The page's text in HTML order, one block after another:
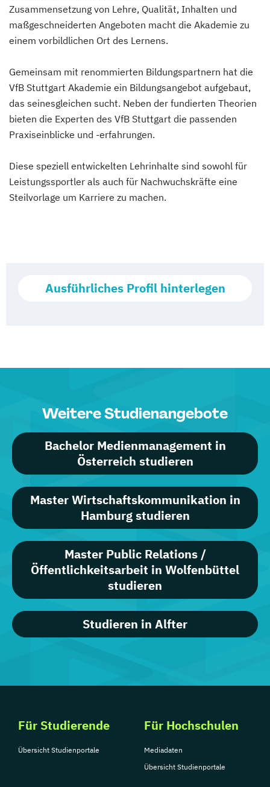
Zusammensetzung von Lehre, Qualität, Inhalten und
maßgeschneiderten Angeboten macht die Akademie zu
einem vorbildlichen Ort des Lernens.
Gemeinsam mit renommierten Bildungspartnern hat die
VfB Stuttgart Akademie ein Bildungsangebot aufgebaut,
das seinesgleichen sucht. Neben der fundierten Theorien
bieten die Experten des VfB Stuttgart die passenden
Praxiseinblicke und -erfahrungen.
Diese speziell entwickelten Lehrinhalte sind sowohl für
Leistungssportler als auch für Nachwuchskräfte eine
Steilvorlage um Karriere zu machen.
Ausführliches Profil hinterlegen
Weitere Studienangebote
Bachelor Medienmanagement in
Österreich studieren
Master Wirtschaftskommunikation in
Hamburg studieren
Master Public Relations /
Öffentlichkeitsarbeit in Wolfenbüttel
studieren
Studieren in Alfter
Für Studierende
Übersicht Studienportale
Für Hochschulen
Mediadaten
Übersicht Studienportale